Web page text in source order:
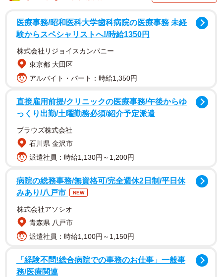
調査は、同社が運営する『弁護士ドットコム」の一般会員
1355人を対象として、2023年11月～12月の期間にインター
ネットで実施されました。
2/14
芸能人や有名人に誹謗中傷をしたことがあるか（提供画像）
医療事務/昭和医科大学歯科病院の医療事務 未経
験からスペシャリストへ!/時給1350円
株式会社リジョイスカンパニー
東京都 大田区
アルバイト・パート：時給1,350円
直接雇用前提/クリニックの医療事務/午後からゆ
っくり出勤/土曜勤務必須/紹介予定派遣
プラウズ株式会社
石川県 金沢市
派遣社員：時給1,130円～1,200円
病院の総務事務/無資格可/完全週休2日制/平日休
みあり/八戸市
NEW
株式会社アソシオ
青森県 八戸市
派遣社員：時給1,100円～1,150円
「経験不問!総合病院での事務のお仕事」一般事
務/医療関連